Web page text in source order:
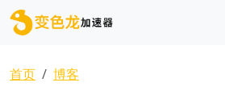
跳转到主要内容
面包屑
首页 博客